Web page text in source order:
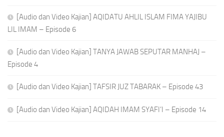
[Audio dan Video Kajian] AQIDATU AHLIL ISLAM FIMA YAJIBU
LIL IMAM – Episode 6
[Audio dan Video Kajian] TANYA JAWAB SEPUTAR MANHAJ –
Episode 4
[Audio dan Video Kajian] TAFSIR JUZ TABARAK – Episode 43
[Audio dan Video Kajian] AQIDAH IMAM SYAFI’I – Episode 14